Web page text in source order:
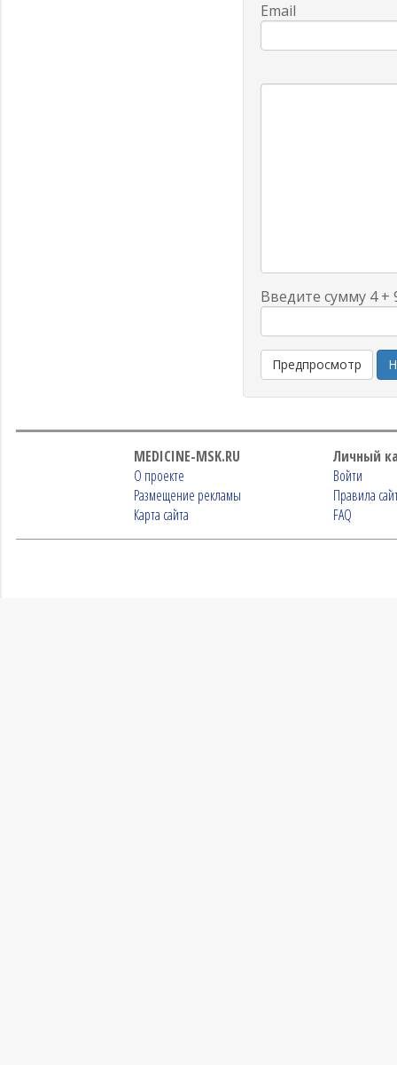
Email
Введите сумму 4 +
MEDICINE-MSK.RU
О проекте
Размещение рекламы
Карта сайта
Личный
Войти
Правила
FAQ